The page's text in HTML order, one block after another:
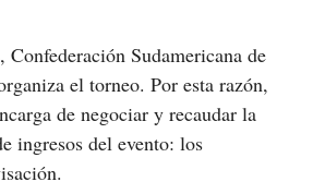
Sudamericana de
el torneo. Por esta razón,
de negociar y recaudar la
ingresos del evento: los